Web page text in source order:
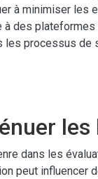
à minimiser les
des
processus de
les
dans les
peut influencer